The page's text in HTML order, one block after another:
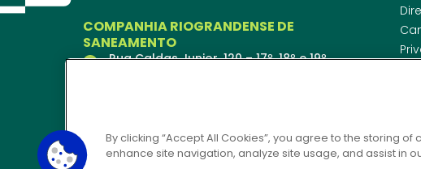
COMPANHIA RIOGRANDENSE DE
SANEAMENTO
Rua Caldas Junior, 120 – 17º, 18º e 19º
CORSAN 24H
By clicking “Accept All Cookies”, you agree to the storing of
enhance site navigation, analyze site usage, and assist in